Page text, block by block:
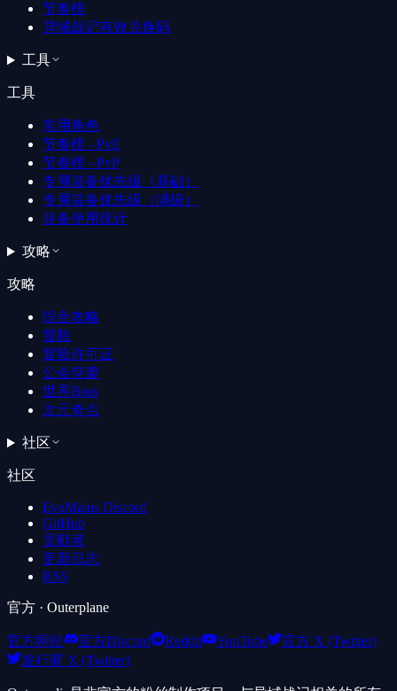
节奏榜
异域战记有效兑换码
工具
工具
常用角色
节奏榜 - PvE
节奏榜 - PvP
专属装备优先级（基础）
专属装备优先级（满级）
装备使用统计
攻略
攻略
综合攻略
冒险
冒险许可证
公会突袭
世界Boss
次元奇点
社区
社区
EvaMains Discord
GitHub
贡献者
更新日志
RSS
官方 · Outerplane
官方网站 官方Discord Reddit YouTube
官方 X (Twitter)
发行商 X (Twitter)